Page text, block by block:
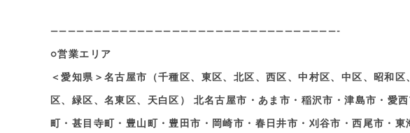
—————————————————————————————————-
○営業エリア
＜愛知県＞名古屋市（千種区、東区、北区、西区、中村区、中区、昭和
区、緑区、名東区、天白区） 北名古屋市・あま市・稲沢市・津島市・愛
町・甚目寺町・豊山町・豊田市・岡崎市・春日井市・刈谷市・西尾市・